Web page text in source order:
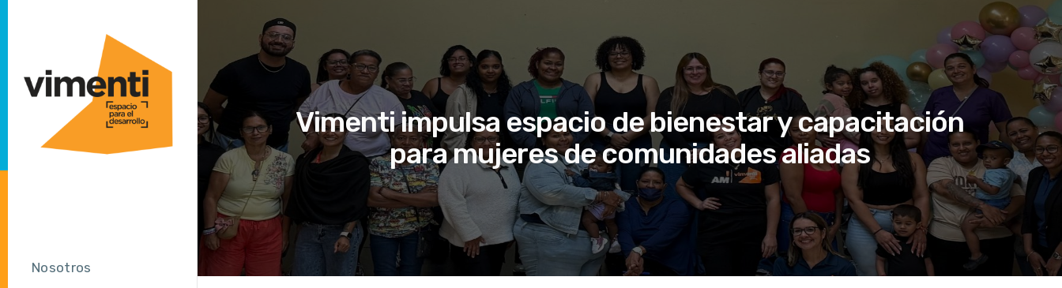
Nosotros
Vimenti impulsa espacio de bienestar y capacitación
para mujeres de comunidades aliadas